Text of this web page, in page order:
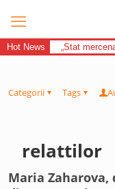
Hot News „Stat
Categorii Tags
relattilor
Maria